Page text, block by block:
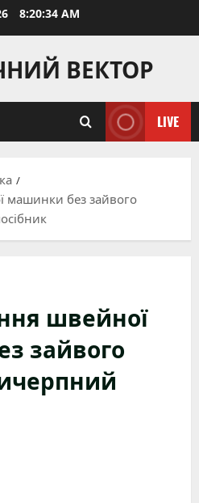
8:20:35 AM
ВЕКТОР
LIVE
машинки без зайвого
швейної
зайвого